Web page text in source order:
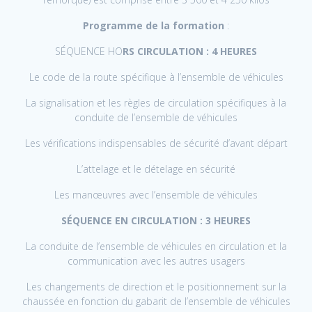
Programme de la formation :
SÉQUENCE HORS CIRCULATION : 4 HEURES
Le code de la route spécifique à l’ensemble de véhicules
La signalisation et les règles de circulation spécifiques à la
conduite de l’ensemble de véhicules
Les vérifications indispensables de sécurité d’avant départ
L’attelage et le dételage en sécurité
Les manœuvres avec l’ensemble de véhicules
SÉQUENCE EN CIRCULATION : 3 HEURES
La conduite de l’ensemble de véhicules en circulation et la
communication avec les autres usagers
Les changements de direction et le positionnement sur la
chaussée en fonction du gabarit de l’ensemble de véhicules